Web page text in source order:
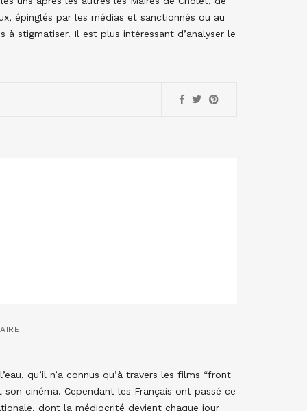
épinglés par les médias et sanctionnés ou au
stigmatiser. Il est plus intéressant d’analyser le
qu’il n’a connus qu’à travers les films “front
cinéma. Cependant les Français ont passé ce
dont la médiocrité devient chaque jour